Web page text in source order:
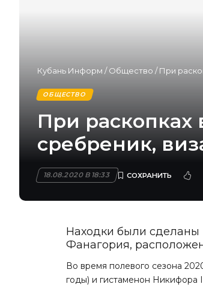
Кубань Информ /Общество /При
ОБЩЕСТВО
При
сребреник,
18.08.2020 В 18:33
Находки были сделаны
Фанагория,
Во время полевого сезона
годы) и гистаменон Никифора